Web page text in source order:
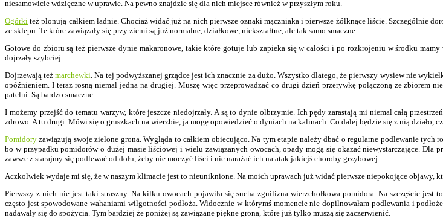
niesamowicie wdzięczne w uprawie. Na pewno znajdzie się dla nich miejsce również w przyszłym roku.
Ogórki też plonują całkiem ładnie. Chociaż widać już na nich pierwsze oznaki mączniaka i pierwsze żółknące liście. Szczególnie
ze sklepu. Te które zawiązały się przy ziemi są już normalne, działkowe, niekształtne, ale tak samo smaczne.
Gotowe do zbioru są też pierwsze dynie makaronowe, takie które gotuje lub zapieka się w całości i po rozkrojeniu w środku
dojrzały szybciej.
Dojrzewają teżmarchewki . Na tej podwyższanej grządce jest ich znacznie za dużo. Wszystko dlatego, że pierwszy wysiew nie
opóźnieniem. I teraz rosną niemal jedna na drugiej. Muszę więc przeprowadzać co drugi dzień przerywkę połączoną ze zbiorem
patelni. Są bardzo smaczne.
I możemy przejść do tematu warzyw, które jeszcze niedojrzały. A są to dynie olbrzymie. Ich pędy zarastają mi niemal całą
zdrowo. A tu drugi. Mówi się o gruszkach na wierzbie, ja mogę opowiedzieć o dyniach na kalinach. Co dalej będzie się z nią działo,
Pomidory zawiązują swoje zielone grona. Wygląda to całkiem obiecująco. Na tym etapie należy dbać o regularne podlewanie tych
bo w przypadku pomidorów o dużej masie liściowej i wielu zawiązanych owocach, opady mogą się okazać niewystarczające.
zawsze z starajmy się podlewać od dołu, żeby nie moczyć liści i nie narażać ich na atak jakiejś choroby grzybowej.
Aczkolwiek wydaje mi się, że w naszym klimacie jest to nieuniknione. Na moich uprawach już widać pierwsze niepokojące objawy,
Pierwszy z nich nie jest taki straszny. Na kilku owocach pojawiła się sucha zgnilizna wierzchołkowa pomidora. Na szczęście
często jest spowodowane wahaniami wilgotności podłoża. Widocznie w którymś momencie nie dopilnowałam podlewania i
nadawały się do spożycia. Tym bardziej że poniżej są zawiązane piękne grona, które już tylko muszą się zaczerwienić.